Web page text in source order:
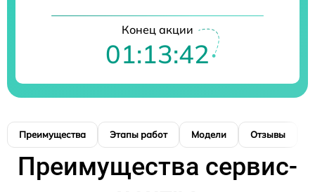
Конец акции
01:13:41
Преимущества Этапы работ Модели Отзывы
Преимущества сервис-